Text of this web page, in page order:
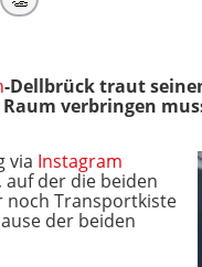
-Dellbrück traut
verbringen
via Instagram
der die beiden
noch Transportkiste
der beiden